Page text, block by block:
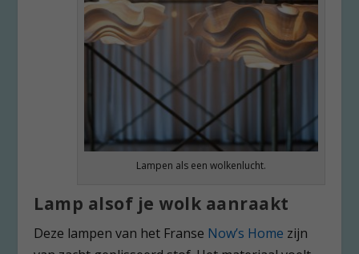
Lampen als een wolkenlucht.
Lamp alsof je wolk aanraakt
Deze lampen van het Franse Now’s Home zijn